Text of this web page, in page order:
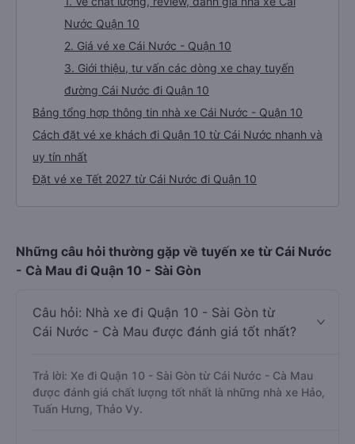
Nước Quận 10
2. Giá vé xe Cái Nước - Quận 10
3. Giới thiệu, tư vấn các dòng xe chạy tuyến
đường Cái Nước đi Quận 10
Bảng tổng hợp thông tin nhà xe Cái Nước - Quận 10
Cách đặt vé xe khách đi Quận 10 từ Cái Nước nhanh và
uy tín nhất
Đặt vé xe Tết 2027 từ Cái Nước đi Quận 10
Những câu hỏi thường gặp về tuyến xe từ Cái Nước
- Cà Mau đi Quận 10 - Sài Gòn
Câu hỏi: Nhà xe đi Quận 10 - Sài Gòn từ
Cái Nước - Cà Mau được đánh giá tốt nhất?
Trả lời: Xe đi Quận 10 - Sài Gòn từ Cái Nước - Cà Mau
được đánh giá chất lượng tốt nhất là những nhà xe Hảo,
Tuấn Hưng, Thảo Vy.